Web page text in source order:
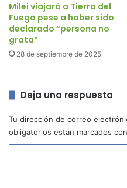
Milei viajará a Tierra del
Fuego pese a haber sido
declarado “persona no
grata”
28 de septiembre de 2025
Deja una respuesta
Tu dirección de correo
obligatorios están marcados con